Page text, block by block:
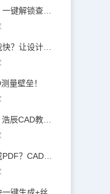
量壁垒！